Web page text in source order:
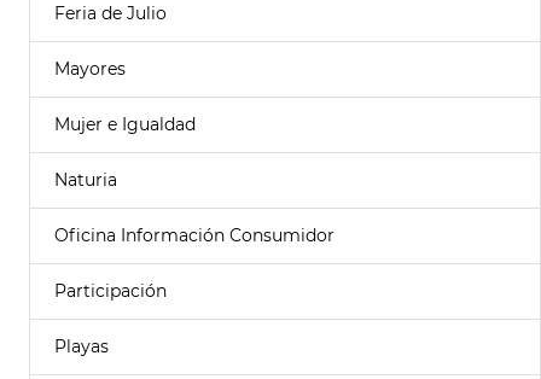
Feria de Julio
Mayores
Mujer e Igualdad
Naturia
Oficina Información Consumidor
Participación
Playas